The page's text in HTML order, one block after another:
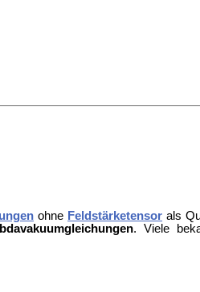
ohne Feldstärketensor als
. Viele